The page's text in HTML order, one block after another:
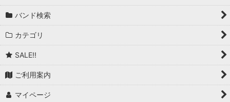
バンド検索
カテゴリ
SALE!!
ご利用案内
マイページ